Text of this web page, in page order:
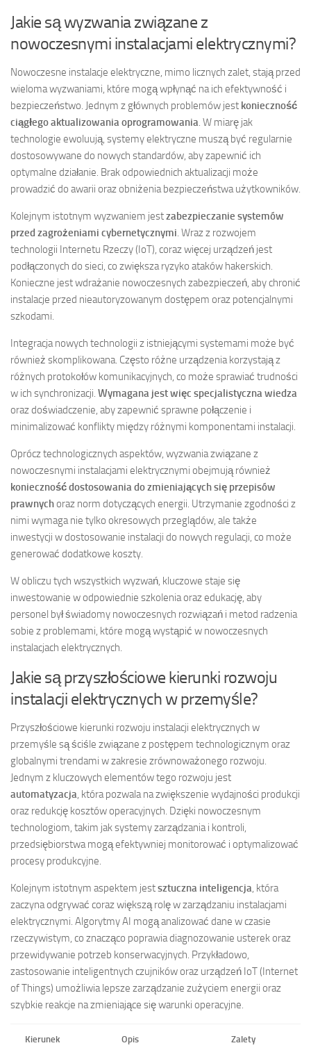
Jakie są wyzwania związane z
nowoczesnymi instalacjami elektrycznymi?
Nowoczesne instalacje elektryczne, mimo licznych zalet, stają przed
wieloma wyzwaniami, które mogą wpłynąć na ich efektywność i
bezpieczeństwo. Jednym z głównych problemów jest konieczność
ciągłego aktualizowania oprogramowania. W miarę jak
technologie ewoluują, systemy elektryczne muszą być regularnie
dostosowywane do nowych standardów, aby zapewnić ich
optymalne działanie. Brak odpowiednich aktualizacji może
prowadzić do awarii oraz obniżenia bezpieczeństwa użytkowników.
Kolejnym istotnym wyzwaniem jestzabezpieczanie systemów
przed zagrożeniami cybernetycznymi. Wraz z rozwojem
technologii Internetu Rzeczy (IoT), coraz więcej urządzeń jest
podłączonych do sieci, co zwiększa ryzyko ataków hakerskich.
Konieczne jest wdrażanie nowoczesnych zabezpieczeń, aby chronić
instalacje przed nieautoryzowanym dostępem oraz potencjalnymi
szkodami.
Integracja nowych technologii z istniejącymi systemami może być
również skomplikowana. Często różne urządzenia korzystają z
różnych protokołów komunikacyjnych, co może sprawiać trudności
w ich synchronizacji. Wymagana jest więc specjalistyczna wiedza
oraz doświadczenie, aby zapewnić sprawne połączenie i
minimalizować konflikty między różnymi komponentami instalacji.
Oprócz technologicznych aspektów, wyzwania związane z
nowoczesnymi instalacjami elektrycznymi obejmują również
konieczność dostosowania do zmieniających się przepisów
prawnychoraz norm dotyczących energii. Utrzymanie zgodności z
nimi wymaga nie tylko okresowych przeglądów, ale także
inwestycji w dostosowanie instalacji do nowych regulacji, co może
generować dodatkowe koszty.
W obliczu tych wszystkich wyzwań, kluczowe staje się
inwestowanie w odpowiednie szkolenia oraz edukację, aby
personel był świadomy nowoczesnych rozwiązań i metod radzenia
sobie z problemami, które mogą wystąpić w nowoczesnych
instalacjach elektrycznych.
Jakie są przyszłościowe kierunki rozwoju
instalacji elektrycznych w przemyśle?
Przyszłościowe kierunki rozwoju instalacji elektrycznych w
przemyśle są ściśle związane z postępem technologicznym oraz
globalnymi trendami w zakresie zrównoważonego rozwoju.
Jednym z kluczowych elementów tego rozwoju jest
automatyzacja, która pozwala na zwiększenie wydajności produkcji
oraz redukcję kosztów operacyjnych. Dzięki nowoczesnym
technologiom, takim jak systemy zarządzania i kontroli,
przedsiębiorstwa mogą efektywniej monitorować i optymalizować
procesy produkcyjne.
Kolejnym istotnym aspektem jestsztuczna inteligencja, która
zaczyna odgrywać coraz większą rolę w zarządzaniu instalacjami
elektrycznymi. Algorytmy AI mogą analizować dane w czasie
rzeczywistym, co znacząco poprawia diagnozowanie usterek oraz
przewidywanie potrzeb konserwacyjnych. Przykładowo,
zastosowanie inteligentnych czujników oraz urządzeń IoT (Internet
of Things) umożliwia lepsze zarządzanie zużyciem energii oraz
szybkie reakcje na zmieniające się warunki operacyjne.
Kierunek
Opis Zalety